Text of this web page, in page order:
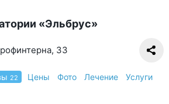
«Эльбрус»
33
22 Цены Фото Лечение
Услуги